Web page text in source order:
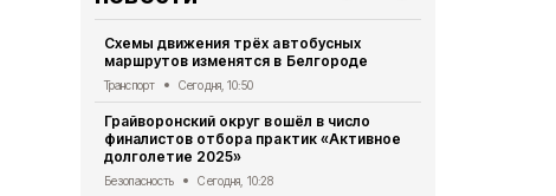
Схемы движения трёх автобусных
маршрутов изменятся в Белгороде
Транспорт Сегодня, 10:50
Грайворонский округ вошёл в число
финалистов отбора практик «Активное
долголетие 2025»
Безопасность Сегодня, 10:28